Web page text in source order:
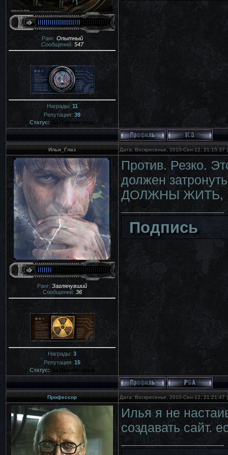
Ранг: Опытный
Сообщений:547
Награды:11
Репутация:39
Статус:
За Периметром
Илья_Глаз Дата: Воскресенье, 2010-Сен-12,
Ранг:Заглянувший
Сообщений: 36
Награды:3
Репутация: 15
Статус: За Периметром
Против. Резко.
должен
ДОЛЖНЫ ЖИТЬ,
Подпись
Профессор Дата: Воскресенье, 2010-Сен-12,
Илья я не
создавать сайт.